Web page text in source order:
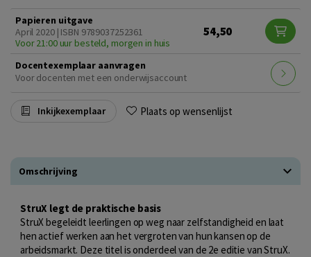
Papieren uitgave
April 2020 | ISBN 9789037252361
Voor 21:00 uur besteld, morgen in huis
54,50
Docentexemplaar aanvragen
Voor docenten met een onderwijsaccount
Inkijkexemplaar Plaats op wensenlijst
Omschrijving
StruX legt de praktische basis
StruX begeleidt leerlingen op weg naar zelfstandigheid en laat
hen actief werken aan het vergroten van hun kansen op de
arbeidsmarkt. Deze titel is onderdeel van de 2e editie van StruX.